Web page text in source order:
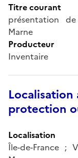
Titre courant
présentation
Marne
Producteur
Inventaire
Localisation
protection
Localisation
Île-de-France ;